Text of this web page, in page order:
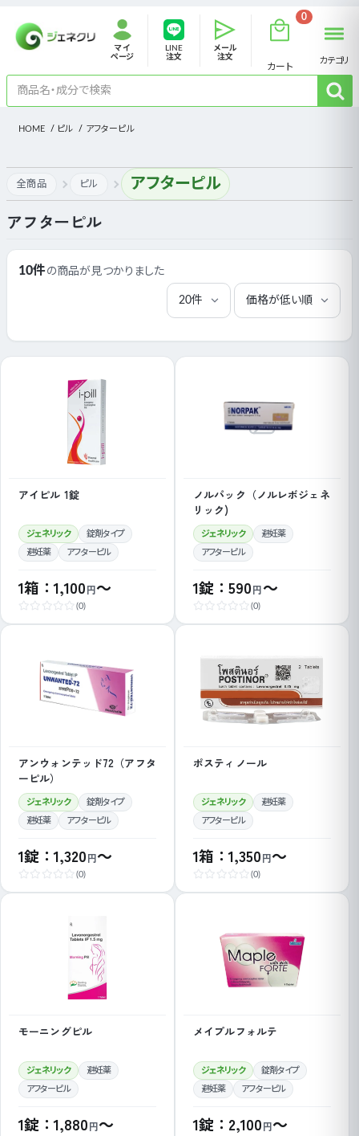
マイ
ページ
LINE
注文
メール
注文
カート
0
カテゴリ
HOME ピル アフターピル
全商品 ピル アフターピル
アフターピル
10件の商品が見つかりました
アイピル 1錠
ジェネリック 錠剤タイプ
避妊薬 アフターピル
1箱：1,100円～
(0)
ノルパック（ノルレボジェネ
リック)
ジェネリック 避妊薬
アフターピル
1錠：590円～
(0)
アンウォンテッド72（アフタ
ーピル）
ジェネリック 錠剤タイプ
避妊薬 アフターピル
1錠：1,320円～
(0)
ポスティノール
ジェネリック 避妊薬
アフターピル
1箱：1,350円～
(0)
モーニングピル
ジェネリック 避妊薬
アフターピル
1錠：1,880円～
メイプルフォルテ
ジェネリック 錠剤タイプ
避妊薬 アフターピル
1錠：2,100円～